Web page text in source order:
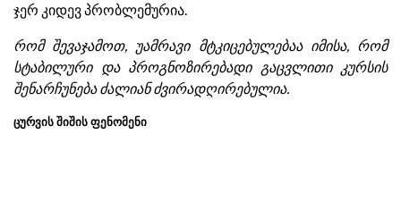
ჯერ კიდევ პრობლემურია.
რომ შევაჯამოთ, უამრავი მტკიცებულებაა იმისა, რომ
სტაბილური და პროგნოზირებადი გაცვლითი კურსის
შენარჩუნება ძალიან ძვირადღირებულია.
ცურვის შიშის ფენომენი